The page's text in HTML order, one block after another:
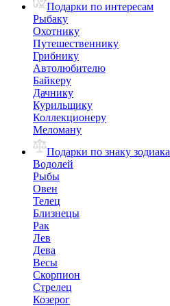
Подарки по интересам
Рыбаку
Охотнику
Путешественнику
Грибнику
Автолюбителю
Байкеру
Дачнику
Курильщику
Коллекционеру
Меломану
Подарки по знаку зодиака
Водолей
Рыбы
Овен
Телец
Близнецы
Рак
Лев
Дева
Весы
Скорпион
Стрелец
Козерог